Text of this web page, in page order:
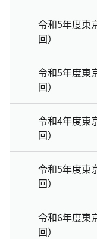
令和5年度東
回）
令和5年度東
回）
令和4年度東
回）
令和5年度東
回）
令和6年度東
回）